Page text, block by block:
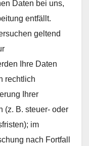
Daten bei uns,
entfällt.
geltend
Ihre Daten
rechtlich
Ihrer
(z. B. steuer- oder
im
nach Fortfall